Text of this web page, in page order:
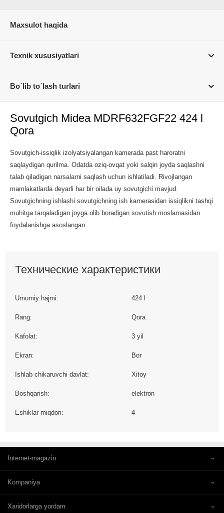
Maxsulot haqida
Texnik xususiyatlari
Bo`lib to`lash turlari
Sovutgich Midea MDRF632FGF22 424 l
Qora
Sovutgich-issiqlik izolyatsiyalangan kamerada past haroratni
saqlaydigan qurilma. Odatda oziq-ovqat yoki salqin joyda saqlashni
talab qiladigan narsalarni saqlash uchun ishlatiladi. Rivojlangan
mamlakatlarda deyarli har bir oilada uy sovutgichi mavjud.
Sovutgichning ishlashi sovutgichning ish kamerasidan issiqlikni tashqi
muhitga tarqaladigan joyga olib boradigan sovutish moslamasidan
foydalanishga asoslangan.
Технические характеристики
Umumiy hajmi: 424 l
Rang: Qora
Kafolat: 3 yil
Ekran: Bor
Ishlab chikaruvchi davlat: Xitoy
Boshqarish: elektron
Eshiklar miqdori: 4
Internet-magazin
Kompaniya
Xaridorlarga yordam